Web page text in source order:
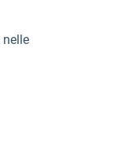
nelle